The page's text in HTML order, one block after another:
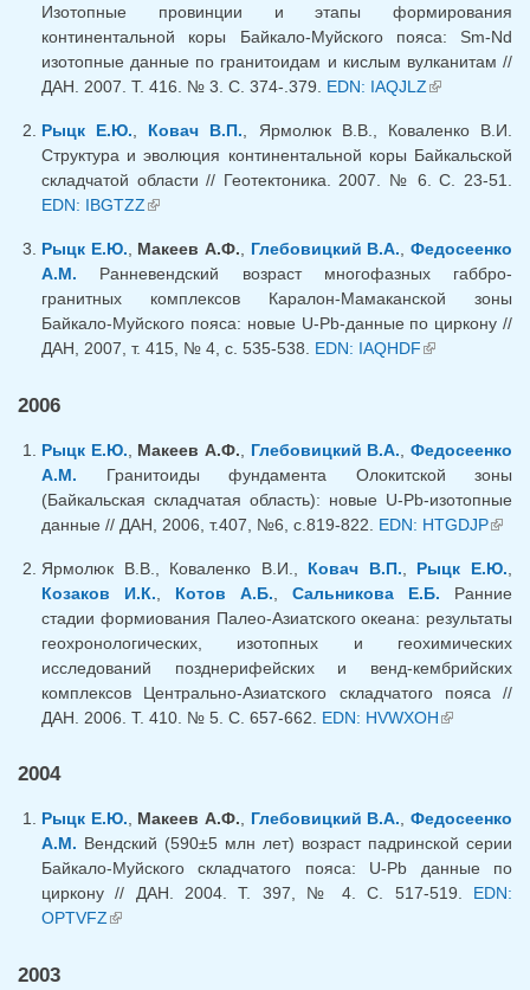
Изотопные провинции и этапы формирования
континентальной коры Байкало-Муйского пояса: Sm-Nd
изотопные данные по гранитоидам и кислым вулканитам //
ДАН. 2007. Т. 416. № 3. С. 374-.379. EDN: IAQJLZ(внешняя
Рыцк Е.Ю.
Ковач В.П. , Ярмолюк В.В., Коваленко В.И.
Структура и эволюция континентальной коры Байкальской
складчатой области // Геотектоника. 2007. № 6. С. 23-51.
EDN: IBGTZZ(внешняя ссылка)
Рыцк Е.Ю. Макеев А.Ф. Глебовицкий В.А. ,Федосеенко
А.М. Ранневендский возраст многофазных габбро-
гранитных комплексов Каралон-Мамаканской зоны
Байкало-Муйского пояса: новые U-Pb-данные по циркону //
ДАН, 2007, т. 415, № 4, с. 535-538. EDN: IAQHDF(внешняя
2006
Рыцк Е.Ю. Макеев А.Ф. Глебовицкий В.А. ,Федосеенко
А.М. Гранитоиды фундамента Олокитской зоны
(Байкальская складчатая область): новые U-Pb-изотопные
данные // ДАН, 2006, т.407, №6, с.819-822. EDN: HTGDJP
Ярмолюк В.В., Коваленко В.И., Ковач В.П. Рыцк Е.Ю.
Козаков И.К.
Котов А.Б. Сальникова Е.Б. Ранние
стадии формиования Палео-Азиатского океана: результаты
геохронологических, изотопных и геохимических
исследований позднерифейских и венд-кембрийских
комплексов Центрально-Азиатского складчатого пояса //
ДАН. 2006. Т. 410. № 5. С. 657-662. EDN: HVWXOH(внешняя
2004
Рыцк Е.Ю. Макеев А.Ф. Глебовицкий В.А. ,Федосеенко
А.М. Вендский (590±5 млн лет) возраст падринской серии
Байкало-Муйского складчатого пояса: U-Pb данные по
циркону // ДАН. 2004. Т. 397, № 4. С. 517-519. EDN:
OPTVFZ(внешняя ссылка)
2003